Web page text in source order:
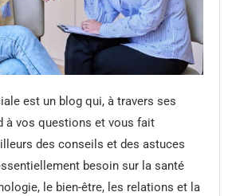
est un blog qui, à travers ses
à vos questions et vous fait
des conseils et des astuces
besoin sur la santé
le bien-être, les relations et la